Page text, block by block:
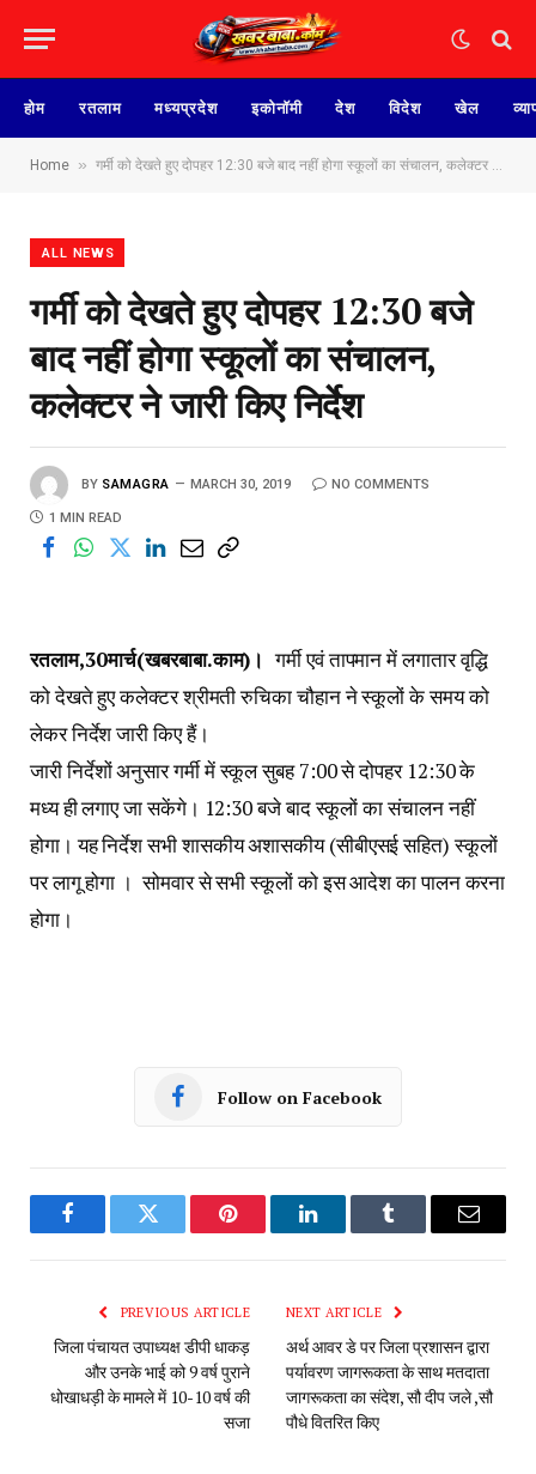
होम रतलाम मध्यप्रदेश इकोनॉमी देश विदेश खेल
Home » गर्मी को देखते हुए दोपहर 12:30 बजे बाद नहीं होगा स्कूलों का संचालन, कलेक्टर ने जारी किए निर्देश
ALL NEWS
गर्मी को देखते हुए दोपहर 12:30 बजे
बाद नहीं होगा स्कूलों का संचालन,
कलेक्टर ने जारी किए निर्देश
BY SAMAGRA MARCH 30, 2019 NO COMMENTS
1 MIN READ
रतलाम,30मार्च(खबरबाबा.काम)।गर्मी एवं तापमान में लगातार वृद्धि
को देखते हुए कलेक्टर श्रीमती रुचिका चौहान ने स्कूलों के समय को
लेकर निर्देश जारी किए हैं।
जारी निर्देशों अनुसार गर्मी में स्कूल सुबह 7:00 से दोपहर 12:30 के
मध्य ही लगाए जा सकेंगे। 12:30 बजे बाद स्कूलों का संचालन नहीं
होगा। यह निर्देश सभी शासकीय अशासकीय (सीबीएसई सहित) स्कूलों
पर लागू होगा । सोमवार से सभी स्कूलों को इस आदेश का पालन करना
होगा।
Follow on Facebook
FacebookTwitter Pinterest LinkedInTumblr Email
PREVIOUS ARTICLE
जिला पंचायत उपाध्यक्ष डीपी धाकड़
और उनके भाई को 9 वर्ष पुराने
धोखाधड़ी के मामले में 10-10 वर्ष की
सजा
NEXT ARTICLE
अर्थ आवर डे पर जिला प्रशासन द्वारा
पर्यावरण जागरूकता के साथ मतदाता
जागरूकता का संदेश, सौ दीप जले ,सौ
पौधे वितरित किए